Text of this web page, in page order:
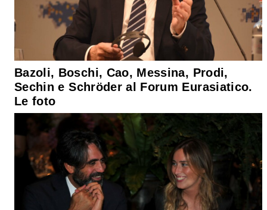
Bazoli, Boschi, Cao, Messina, Prodi,
Sechin e Schröder al Forum Eurasiatico.
Le foto